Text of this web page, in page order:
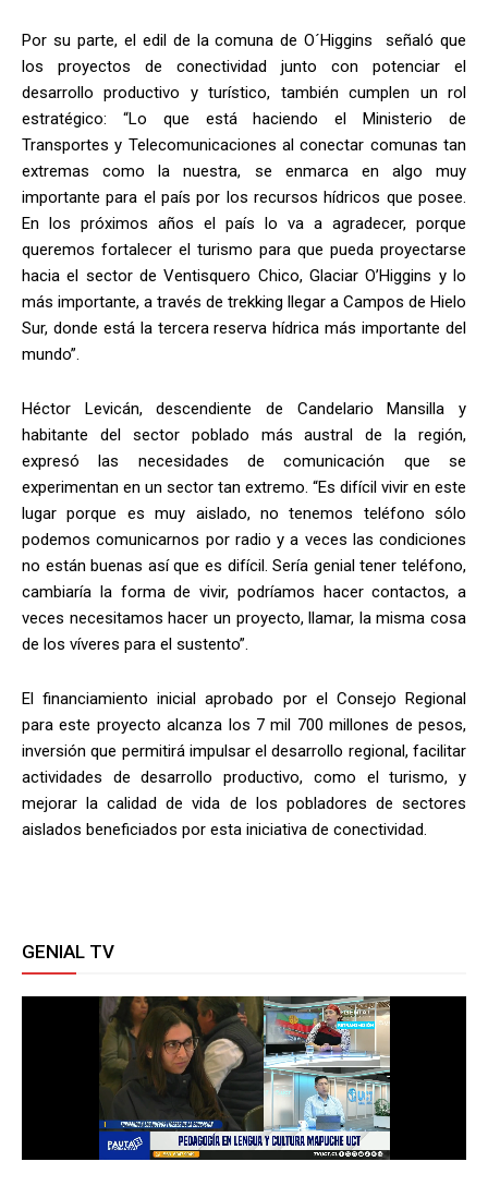
Por su parte, el edil de la comuna de O´Higgins señaló que
los proyectos de conectividad junto con potenciar el
desarrollo productivo y turístico, también cumplen un rol
estratégico: “Lo que está haciendo el Ministerio de
Transportes y Telecomunicaciones al conectar comunas tan
extremas como la nuestra, se enmarca en algo muy
importante para el país por los recursos hídricos que posee.
En los próximos años el país lo va a agradecer, porque
queremos fortalecer el turismo para que pueda proyectarse
hacia el sector de Ventisquero Chico, Glaciar O’Higgins y lo
más importante, a través de trekking llegar a Campos de Hielo
Sur, donde está la tercera reserva hídrica más importante del
mundo”.
Héctor Levicán, descendiente de Candelario Mansilla y
habitante del sector poblado más austral de la región,
expresó las necesidades de comunicación que se
experimentan en un sector tan extremo. “Es difícil vivir en este
lugar porque es muy aislado, no tenemos teléfono sólo
podemos comunicarnos por radio y a veces las condiciones
no están buenas así que es difícil. Sería genial tener teléfono,
cambiaría la forma de vivir, podríamos hacer contactos, a
veces necesitamos hacer un proyecto, llamar, la misma cosa
de los víveres para el sustento”.
El financiamiento inicial aprobado por el Consejo Regional
para este proyecto alcanza los 7 mil 700 millones de pesos,
inversión que permitirá impulsar el desarrollo regional, facilitar
actividades de desarrollo productivo, como el turismo, y
mejorar la calidad de vida de los pobladores de sectores
aislados beneficiados por esta iniciativa de conectividad.
GENIAL TV